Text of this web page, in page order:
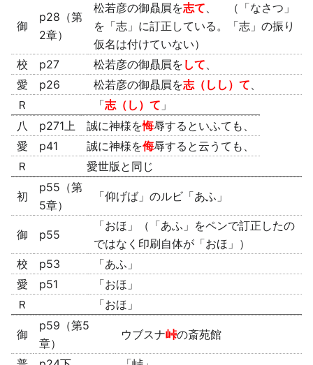
御
p28（第
2章）
松若彦の御贔屓を志て、 （「なさつ」
を「志」に訂正している。「志」の振り
仮名は付けていない）
校
p27 松若彦の御贔屓を して、
愛
p26 松若彦の御贔屓を志（しし）て、
Ｒ
「志（し）て 」
八
p271上 誠に神様を悔辱するといふても、
愛
p41 誠に神様を侮辱すると云うても、
Ｒ
愛世版と同じ
初
p55（第
5章）
「仰げば」のルビ「あふ」
御 p55
「おほ」（「あふ」をペンで訂正したの
ではなく印刷自体が「おほ」）
校
p53
「あふ」
愛
p51
「おほ」
Ｒ
「おほ」
御
p59（第5
章）
ウブスナ峠の斎苑館